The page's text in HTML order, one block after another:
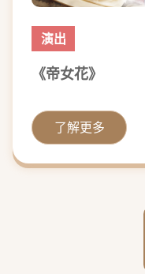
演出
《帝女花》
了解更多